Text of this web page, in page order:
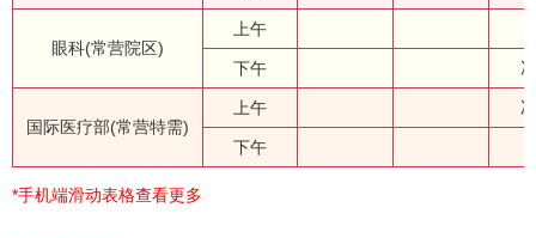
眼科(常营院区)
上午
下午
国际医疗部(常营特需)
上午
下午
*手机端滑动表格查看更多